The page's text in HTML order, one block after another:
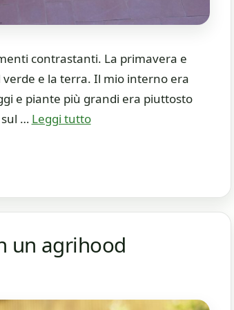
contrastanti. La primavera e
e la terra. Il mio interno era
e piante più grandi era piuttosto
sul … Leggi tutto
un agrihood